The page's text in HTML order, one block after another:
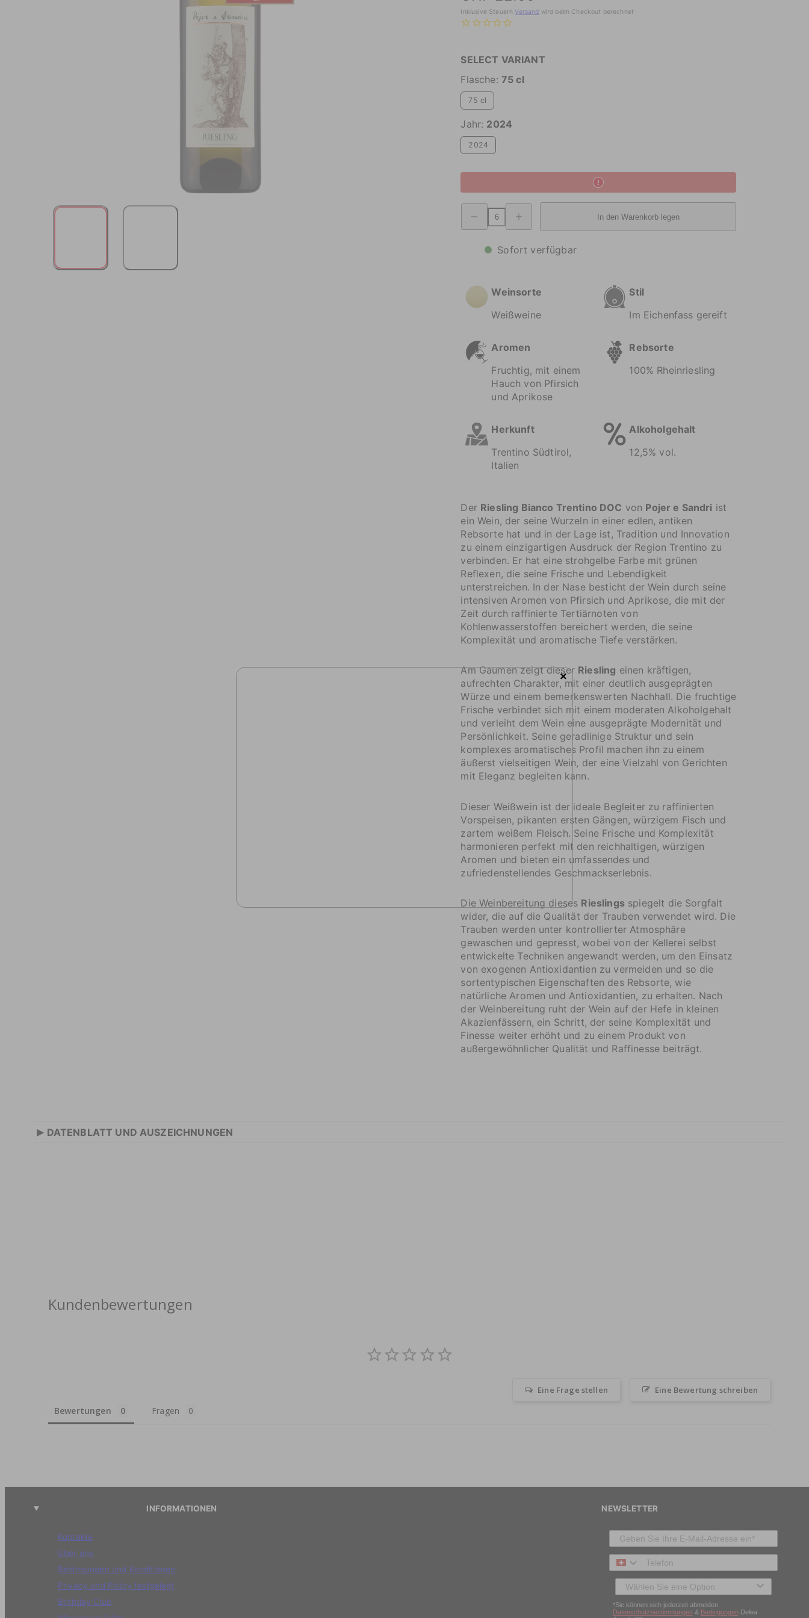
Inklusive Steuern Versand wird beim Checkout berechnet
SELECT VARIANT
Flasche: 75 cl
75 cl
Jahr: 2024
2024
Verringerung
der
Menge
Bianco
Trentino
Menge
Riesling
Trentino
DOC
In den Warenkorb legen
Sofort verfügbar
Weinsorte
Weißweine
Stil
Im Eichenfass gereift
Aromen
Fruchtig, mit einem
Hauch von Pfirsich
und Aprikose
Rebsorte
100% Rheinriesling
Herkunft
Trentino Südtirol,
Italien
Alkoholgehalt
12,5% vol.
Der Riesling Bianco Trentino DOC von Pojer e Sandri ist
ein Wein, der seine Wurzeln in einer edlen, antiken
Rebsorte hat und in der Lage ist, Tradition und Innovation
zu einem einzigartigen Ausdruck der Region Trentino zu
verbinden. Er hat eine strohgelbe Farbe mit grünen
Reflexen, die seine Frische und Lebendigkeit
unterstreichen. In der Nase besticht der Wein durch seine
intensiven Aromen von Pfirsich und Aprikose, die mit der
Zeit durch raffinierte Tertiärnoten von
Kohlenwasserstoffen bereichert werden, die seine
Komplexität und aromatische Tiefe verstärken.
Am Gaumen zeigt dieser Riesling einen kräftigen,
aufrechten Charakter, mit einer deutlich ausgeprägten
Würze und einem bemerkenswerten Nachhall. Die fruchtige
Frische verbindet sich mit einem moderaten Alkoholgehalt
und verleiht dem Wein eine ausgeprägte Modernität und
Persönlichkeit. Seine geradlinige Struktur und sein
komplexes aromatisches Profil machen ihn zu einem
äußerst vielseitigen Wein, der eine Vielzahl von Gerichten
mit Eleganz begleiten kann.
Dieser Weißwein ist der ideale Begleiter zu raffinierten
Vorspeisen, pikanten ersten Gängen, würzigem Fisch und
zartem weißem Fleisch. Seine Frische und Komplexität
harmonieren perfekt mit den reichhaltigen, würzigen
Aromen und bieten ein umfassendes und
zufriedenstellendes Geschmackserlebnis.
Die Weinbereitung dieses Rieslingsspiegelt die Sorgfalt
wider, die auf die Qualität der Trauben verwendet wird. Die
Trauben werden unter kontrollierter Atmosphäre
gewaschen und gepresst, wobei von der Kellerei selbst
entwickelte Techniken angewandt werden, um den Einsatz
von exogenen Antioxidantien zu vermeiden und so die
sortentypischen Eigenschaften des Rebsorte, wie
natürliche Aromen und Antioxidantien, zu erhalten. Nach
der Weinbereitung ruht der Wein auf der Hefe in kleinen
Akazienfässern, ein Schritt, der seine Komplexität und
Finesse weiter erhöht und zu einem Produkt von
außergewöhnlicher Qualität und Raffinesse beiträgt.
▸ DATENBLATT UND AUSZEICHNUNGEN
Kundenbewertungen
Eine Bewertung schreiben
Eine Frage stellen
Bewertungen Fragen
INFORMATIONEN
Kontakte
Über uns
Bedingungen und Konditionen
Privacy und Policy festgelegt
Birthday Club
NEWSLETTER
Telefon
Typ des Kunden
*Sie können sich jederzeit abmelden.
Datenschutzbestimmungen& Bedingungen Delea
×